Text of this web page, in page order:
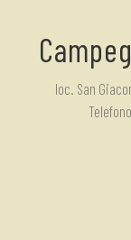
loc. San